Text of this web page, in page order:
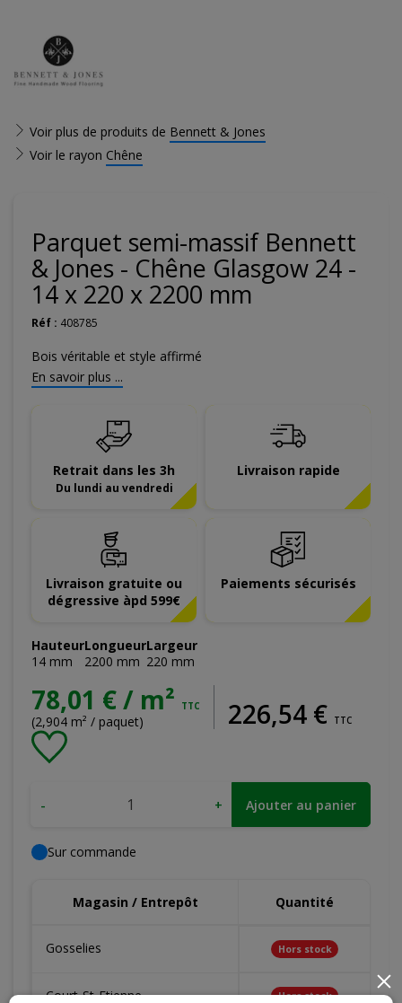
Voir plus de produits de Bennett & Jones
Voir le rayon Chêne
Parquet semi-massif Bennett
& Jones - Chêne Glasgow 24 -
14 x 220 x 2200 mm
Réf : 408785
Bois véritable et style affirmé
En savoir plus ...
Retrait dans les 3h
Du lundi au vendredi
Livraison rapide
Livraison gratuite ou
dégressive àpd 599€
Paiements sécurisés
Hauteur
14 mm
Longueur
2200 mm
Largeur
220 mm
78,01 € / m² TTC
(2,904 m² / paquet) 226,54 € TTC
- + Ajouter au panier
Sur commande
Magasin / Entrepôt Quantité
Gosselies Hors stock
Court-St-Etienne Hors stock
×